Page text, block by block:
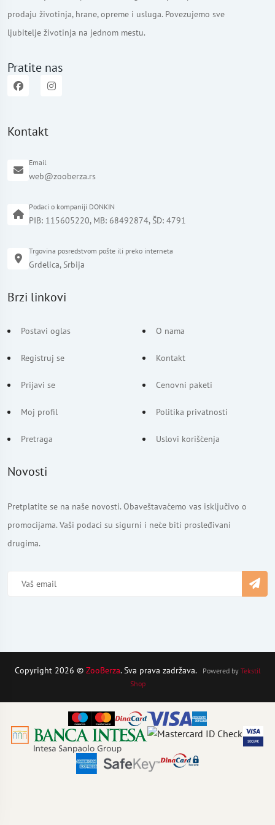
prodaju životinja, hrane, opreme i usluga. Povezujemo sve
ljubitelje životinja na jednom mestu.
Pratite nas
Kontakt
Email
web@zooberza.rs
Podaci o kompaniji DONKIN
PIB: 115605220, MB: 68492874, ŠD: 4791
Trgovina posredstvom pošte ili preko interneta
Grdelica, Srbija
Brzi linkovi
Postavi oglas
Registruj se
Prijavi se
Moj profil
Pretraga
O nama
Kontakt
Cenovni paketi
Politika privatnosti
Uslovi korišćenja
Novosti
Pretplatite se na naše novosti. Obaveštavaćemo vas isključivo o
promocijama. Vaši podaci su sigurni i neće biti prosleđivani
drugima.
Copyright 2026 © ZooBerza. Sva prava zadržava. Powered by Tekstil
Shop